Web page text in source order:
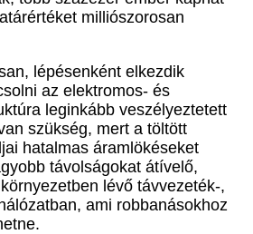
milliószorosan
lépésenként elkezdik
az elektromos- és
leginkább veszélyeztetett
szükség, mert a töltött
hatalmas áramlökéseket
távolságokat átívelő,
lévő távvezeték-,
ami robbanásokhoz